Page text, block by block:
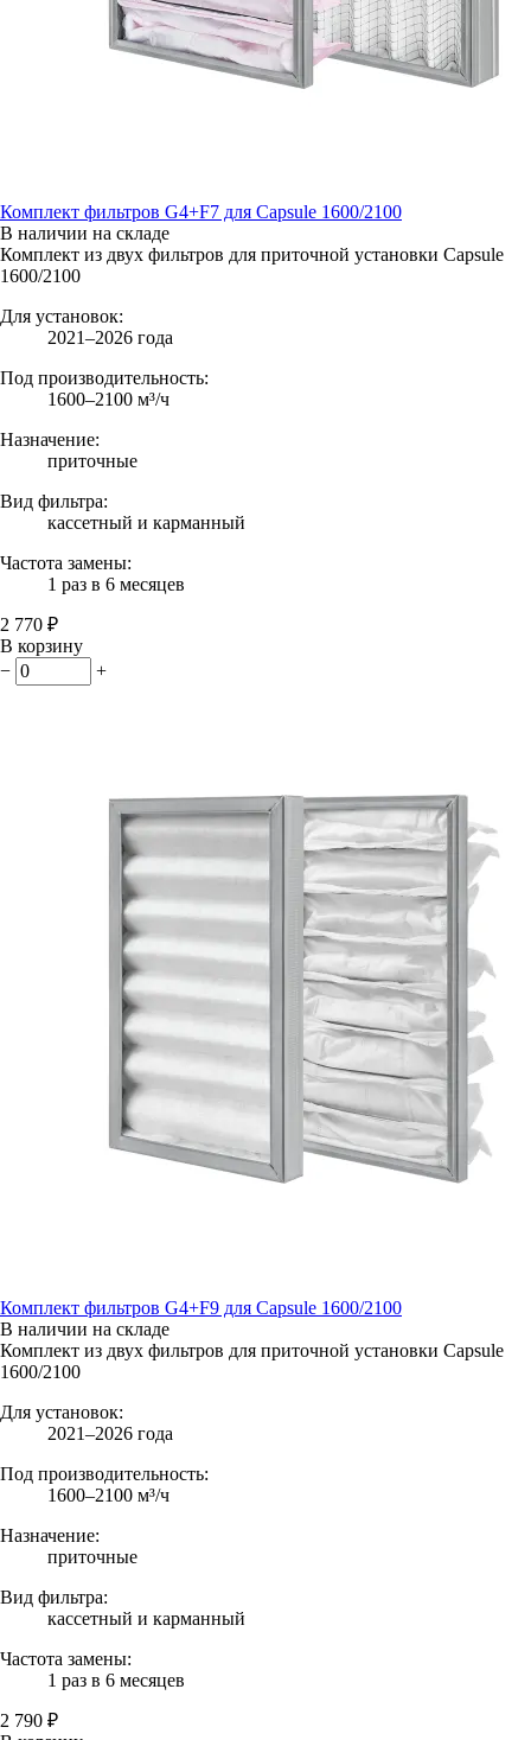
Комплект фильтров G4+F7 для Capsule 1600/2100
В наличии на складе
Комплект из двух фильтров для приточной установки Capsule
1600/2100
Для установок:
2021–2026 года
Под производительность:
1600–2100 м³/ч
Назначение:
приточные
Вид фильтра:
кассетный и карманный
Частота замены:
1 раз в 6 месяцев
2 770 ₽
В корзину
−
+
Комплект фильтров G4+F9 для Capsule 1600/2100
В наличии на складе
Комплект из двух фильтров для приточной установки Capsule
1600/2100
Для установок:
2021–2026 года
Под производительность:
1600–2100 м³/ч
Назначение:
приточные
Вид фильтра:
кассетный и карманный
Частота замены:
1 раз в 6 месяцев
2 790 ₽